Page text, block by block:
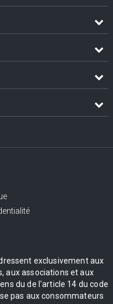
exclusivement aux
aux associations et aux
du de l'article 14 du code
pas aux consommateurs